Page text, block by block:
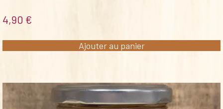
4,90 €
Ajouter au panier